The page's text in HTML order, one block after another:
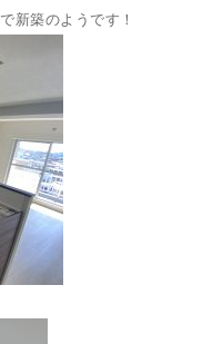
新築のようです！